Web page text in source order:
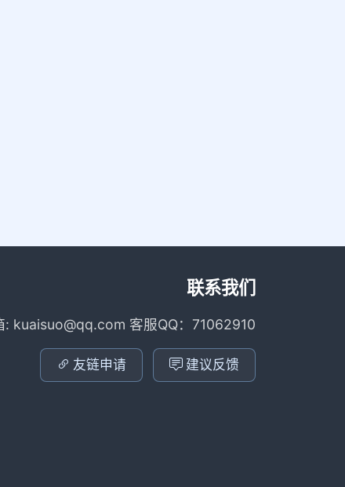
联系我们
: kuaisuo@qq.com 客服QQ：71062910
友链申请 建议反馈